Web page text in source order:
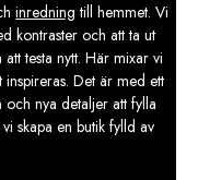
inredning till hemmet. Vi
kontraster och att ta ut
testa nytt. Här mixar vi
Det är med ett
nya detaljer att fylla
skapa en butik fylld av